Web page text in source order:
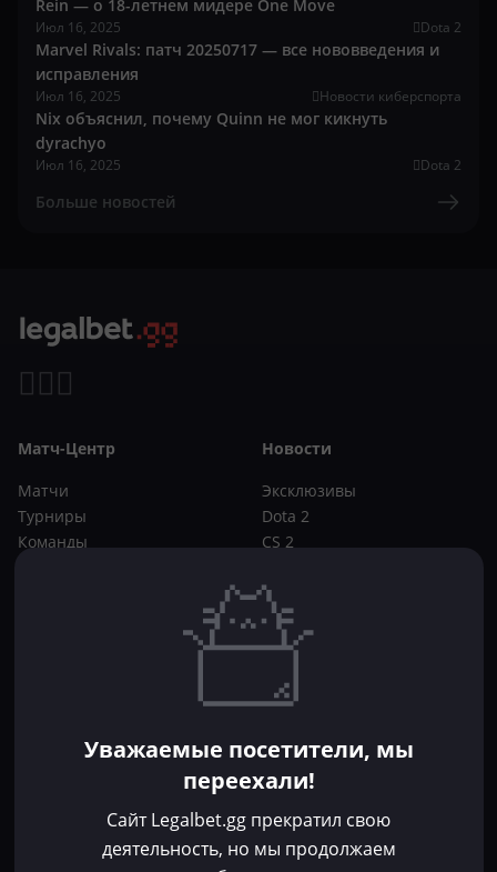
Rein — о 18-летнем мидере One Move
Июл 16, 2025 Dota 2
Marvel Rivals: патч 20250717 — все нововведения и
исправления
Июл 16, 2025 Новости киберспорта
Nix объяснил, почему Quinn не мог кикнуть
dyrachyo
Июл 16, 2025 Dota 2
Больше новостей
Матч-Центр
Матчи
Турниры
Команды
Новости
Эксклюзивы
Dota 2
CS 2
Букмекеры
CS 2
Фрибеты
Без депозита
Уважаемые посетители, мы
переехали!
Сайт Legalbet.gg прекратил свою
деятельность, но мы продолжаем